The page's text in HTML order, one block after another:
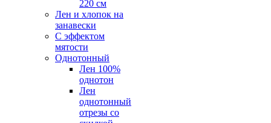
220 см
Лен и хлопок на
занавески
С эффектом
мятости
Однотонный
Лен 100%
однотон
Лен
однотонный
отрезы со